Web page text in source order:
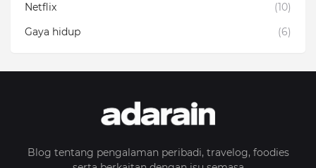
Netflix
(10)
Gaya hidup
(6)
Blog tentang pengalaman peribadi, travelog, foodies